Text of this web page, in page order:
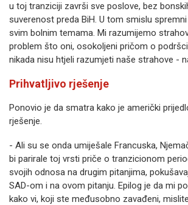
u toj tranziciji završi sve poslove, bez
suverenost preda BiH. U tom smislu
svim bolnim temama. Mi razumijemo
problem što oni, osokoljeni pričom o
nikada nisu htjeli razumjeti naše strahove -
Prihvatljivo rješenje
Ponovio je da smatra kako je američki
rješenje.
- Ali su se onda umiješale Francuska,
bi parirale toj vrsti priče o tranzicionom
svojih odnosa na drugim pitanjima,
SAD-om i na ovom pitanju. Epilog je da mi
kako vi, koji ste međusobno zavađeni,